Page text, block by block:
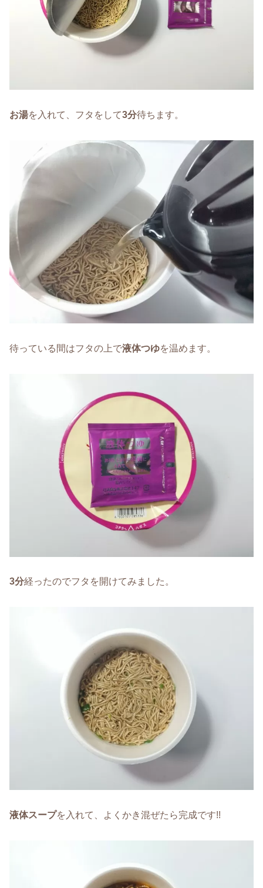
お湯を入れて、フタをして3分待ちます。
待っている間はフタの上で液体つゆを温めます。
3分経ったのでフタを開けてみました。
液体スープを入れて、よくかき混ぜたら完成です!!